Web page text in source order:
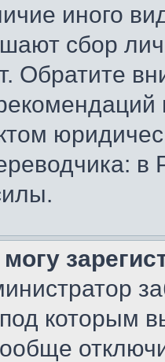
иного
сбор
Обратите
в
которым